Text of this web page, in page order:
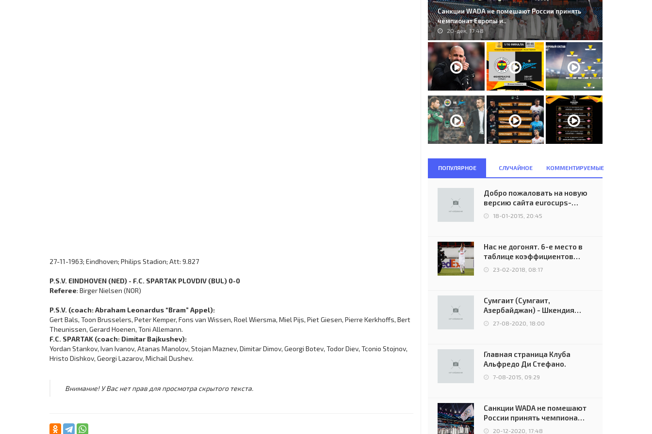
27-11-1963; Eindhoven; Philips Stadion; Att: 9.827
P.S.V. EINDHOVEN (NED) - F.C. SPARTAK PLOVDIV (BUL) 0-0
Referee: Birger Nielsen (NOR)
P.S.V. (coach: Abraham Leonardus “Bram” Appel):
Gert Bals, Toon Brusselers, Peter Kemper, Fons van Wissen, Roel Wiersma, Miel Pijs, Piet Giesen, Pierre Kerkhoffs, Bert
Theunissen, Gerard Hoenen, Toni Allemann.
F.C. SPARTAK (coach: Dimitar Bajkushev):
Yordan Stankov, Ivan Ivanov, Atanas Manolov, Stojan Maznev, Dimitar Dimov, Georgi Botev, Todor Diev, Tconio Stojnov,
Hristo Dishkov, Georgi Lazarov, Michail Dushev.
Внимание! У Вас нет прав для просмотра скрытого текста.
Санкции WADA не помешают России принять
чемпионат Европы и..
20-дек, 17:48
ПОПУЛЯРНОЕ СЛУЧАЙНОЕ КОММЕНТИРУЕМЫЕ
Добро пожаловать на новую
версию сайта eurocups-
uefa.ru
18-01-2015, 20:45
Нас не догонят. 6-е место в
таблице коэффициентов
УЕФА остаётся за Россией
23-02-2018, 08:17
Сумгаит (Сумгаит,
Азербайджан) - Шкендия
(Тетово, Северная
Македония) - 0:2 (0:0)
27-08-2020, 18:00
Главная страница Клуба
Альфредо Ди Стефано.
7-08-2015, 09:29
Санкции WADA не помешают
России принять чемпионат
Европы и финал Лиги
20-12-2020, 17:48